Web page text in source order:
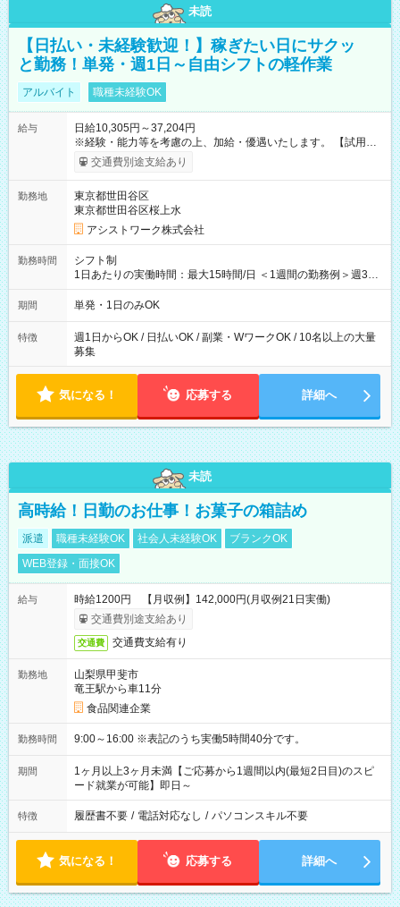
未読
【日払い・未経験歓迎！】稼ぎたい日にサクッ
と勤務！単発・週1日～自由シフトの軽作業
アルバイト 職種未経験OK
給与
日給10,305円～37,204円
※経験・能力等を考慮の上、加給・優遇いたします。 【試用期
間】試用期間なし
交通費別途支給あり
勤務地
東京都世田谷区
東京都世田谷区桜上水
アシストワーク株式会社
勤務時間
シフト制
1日あたりの実働時間：最大15時間/日 ＜1週間の勤務例＞週3回
勤務 勤務：月・水・金 休み：火・木・土・日 好きな時にお仕事
可能です！ ※1日あたりの最大実働時間は日勤、夜勤共に勤務し
期間 単発・1日のみOK
特徴
週1日からOK / 日払いOK / 副業・WワークOK / 10名以上の大量
募集
気になる！ 応募する 詳細へ
未読
高時給！日勤のお仕事！お菓子の箱詰め
派遣 職種未経験OK 社会人未経験OK
ブランクOK
WEB登録・面接OK
給与
時給1200円 【月収例】142,000円(月収例21日実働)
交通費別途支給あり
交通費 交通費支給有り
勤務地
山梨県甲斐市
竜王駅から車11分
食品関連企業
勤務時間 9:00～16:00 ※表記のうち実働5時間40分です。
期間
1ヶ月以上3ヶ月未満【ご応募から1週間以内(最短2日目)のスピ
ード就業が可能】即日～
特徴 履歴書不要 / 電話対応なし / パソコンスキル不要
気になる！ 応募する 詳細へ